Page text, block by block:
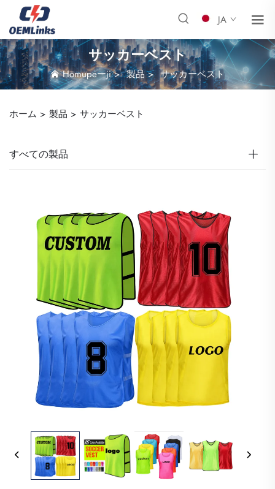
JA
サッカーベスト
Hōmupeーji>製品>サッカーベスト
ホーム > 製品 > サッカーベスト
すべての製品